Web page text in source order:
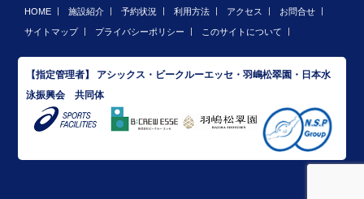
HOME 施設紹介 予約状況 利用方法 アクセス お問合せ
サイトマップ プライバシーポリシー このサイトについて
【指定管理者】 アシックス・ビークルーエッセ・羽嶋松翠園・日本水
泳振興会 共同体